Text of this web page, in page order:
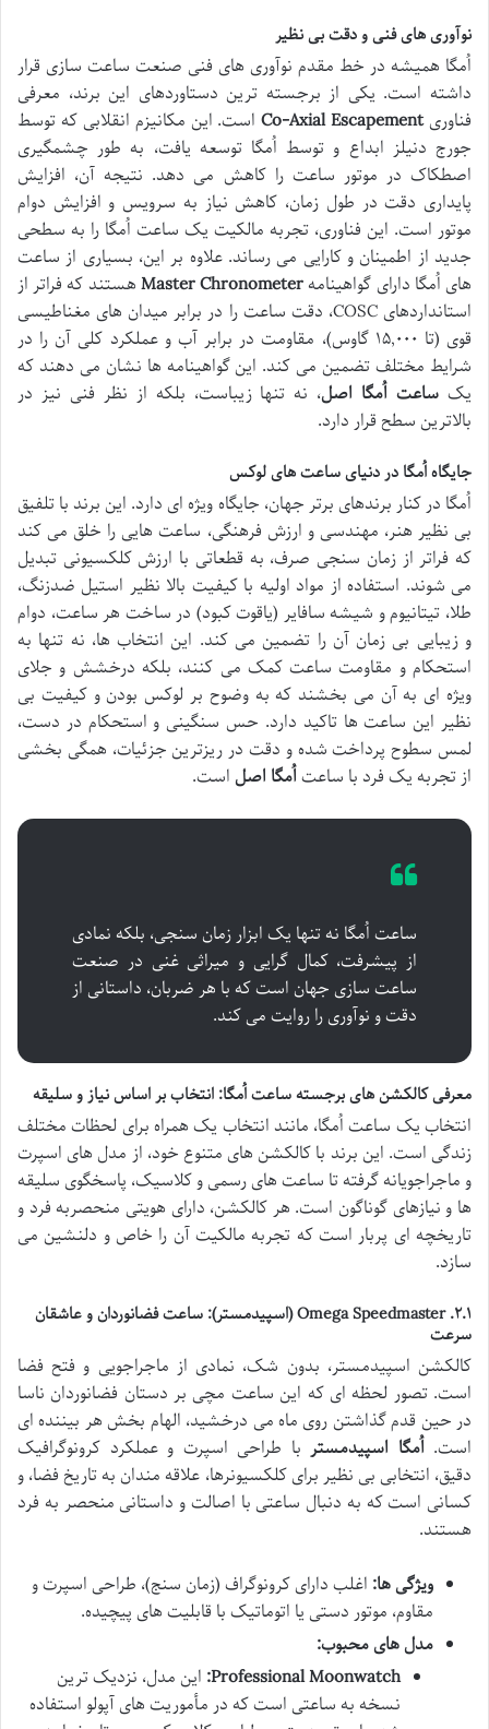
نوآوری های فنی و دقت بی نظیر
اُمگا همیشه در خط مقدم نوآوری های فنی صنعت ساعت سازی قرار
داشته است. یکی از برجسته ترین دستاوردهای این برند، معرفی
فناوریCo-Axial Escapementاست. این مکانیزم انقلابی که توسط
جورج دنیلز ابداع و توسط اُمگا توسعه یافت، به طور چشمگیری
اصطکاک در موتور ساعت را کاهش می دهد. نتیجه آن، افزایش
پایداری دقت در طول زمان، کاهش نیاز به سرویس و افزایش دوام
موتور است. این فناوری، تجربه مالکیت یک ساعت اُمگا را به سطحی
جدید از اطمینان و کارایی می رساند. علاوه بر این، بسیاری از ساعت
های اُمگا دارای گواهینامهMaster Chronometerهستند که فراتر از
استانداردهای COSC، دقت ساعت را در برابر میدان های مغناطیسی
قوی (تا ۱۵,۰۰۰ گاوس)، مقاومت در برابر آب و عملکرد کلی آن را در
شرایط مختلف تضمین می کند. این گواهینامه ها نشان می دهند که
یک ساعت اُمگا اصل، نه تنها زیباست، بلکه از نظر فنی نیز در
بالاترین سطح قرار دارد.
جایگاه اُمگا در دنیای ساعت های لوکس
اُمگا در کنار برندهای برتر جهان، جایگاه ویژه ای دارد. این برند با تلفیق
بی نظیر هنر، مهندسی و ارزش فرهنگی، ساعت هایی را خلق می کند
که فراتر از زمان سنجی صرف، به قطعاتی با ارزش کلکسیونی تبدیل
می شوند. استفاده از مواد اولیه با کیفیت بالا نظیر استیل ضدزنگ،
طلا، تیتانیوم و شیشه سافایر (یاقوت کبود) در ساخت هر ساعت، دوام
و زیبایی بی زمان آن را تضمین می کند. این انتخاب ها، نه تنها به
استحکام و مقاومت ساعت کمک می کنند، بلکه درخشش و جلای
ویژه ای به آن می بخشند که به وضوح بر لوکس بودن و کیفیت بی
نظیر این ساعت ها تاکید دارد. حس سنگینی و استحکام در دست،
لمس سطوح پرداخت شده و دقت در ریزترین جزئیات، همگی بخشی
از تجربه یک فرد با ساعتاُمگا اصل است.
ساعت اُمگا نه تنها یک ابزار زمان سنجی، بلکه نمادی
از پیشرفت، کمال گرایی و میراثی غنی در صنعت
ساعت سازی جهان است که با هر ضربان، داستانی از
دقت و نوآوری را روایت می کند.
معرفی کالکشن های برجسته ساعت اُمگا: انتخاب بر اساس نیاز و سلیقه
انتخاب یک ساعت اُمگا، مانند انتخاب یک همراه برای لحظات مختلف
زندگی است. این برند با کالکشن های متنوع خود، از مدل های اسپرت
و ماجراجویانه گرفته تا ساعت های رسمی و کلاسیک، پاسخگوی سلیقه
ها و نیازهای گوناگون است. هر کالکشن، دارای هویتی منحصربه فرد و
تاریخچه ای پربار است که تجربه مالکیت آن را خاص و دلنشین می
سازد.
۲.۱. Omega Speedmaster (اسپیدمستر) : ساعت فضانوردان و عاشقان
سرعت
کالکشن اسپیدمستر، بدون شک، نمادی از ماجراجویی و فتح فضا
است. تصور لحظه ای که این ساعت مچی بر دستان فضانوردان ناسا
در حین قدم گذاشتن روی ماه می درخشید، الهام بخش هر بیننده ای
است. اُمگا اسپیدمستر با طراحی اسپرت و عملکرد کرونوگرافیک
دقیق، انتخابی بی نظیر برای کلکسیونرها، علاقه مندان به تاریخ فضا، و
کسانی است که به دنبال ساعتی با اصالت و داستانی منحصر به فرد
هستند.
ویژگی ها: اغلب دارای کرونوگراف (زمان سنج)، طراحی اسپرت و
مقاوم، موتور دستی یا اتوماتیک با قابلیت های پیچیده.
مدل های محبوب:
Professional Moonwatch: این مدل، نزدیک ترین
نسخه به ساعتی است که در مأموریت های آپولو استفاده